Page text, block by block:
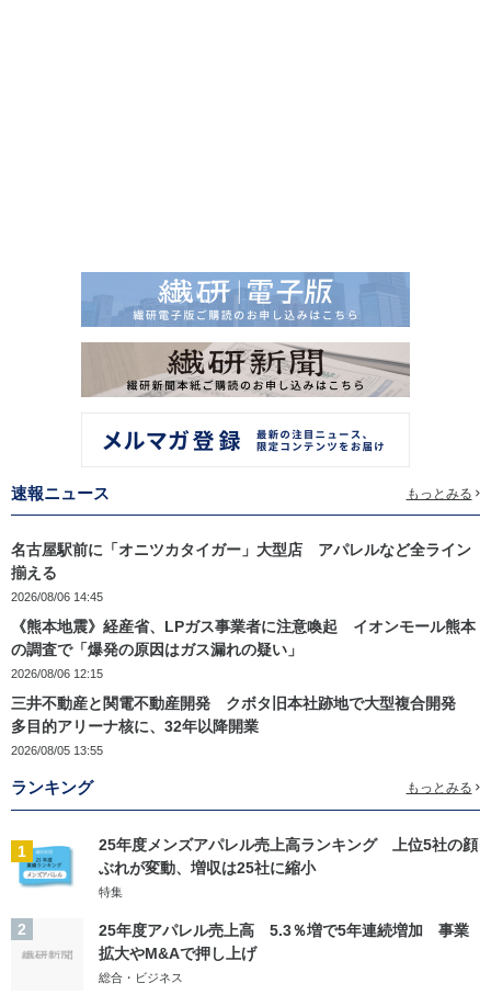
速報ニュース もっとみる
名古屋駅前に「オニツカタイガー」大型店 アパレルなど全ライン
揃える
2026/08/06 14:45
《熊本地震》経産省、LPガス事業者に注意喚起 イオンモール熊本
の調査で「爆発の原因はガス漏れの疑い」
2026/08/06 12:15
三井不動産と関電不動産開発 クボタ旧本社跡地で大型複合開発
多目的アリーナ核に、32年以降開業
2026/08/05 13:55
ランキング もっとみる
1
25年度メンズアパレル売上高ランキング 上位5社の顔
ぶれが変動、増収は25社に縮小
特集
2
25年度アパレル売上高 5.3％増で5年連続増加 事業
拡大やM&Aで押し上げ
総合・ビジネス